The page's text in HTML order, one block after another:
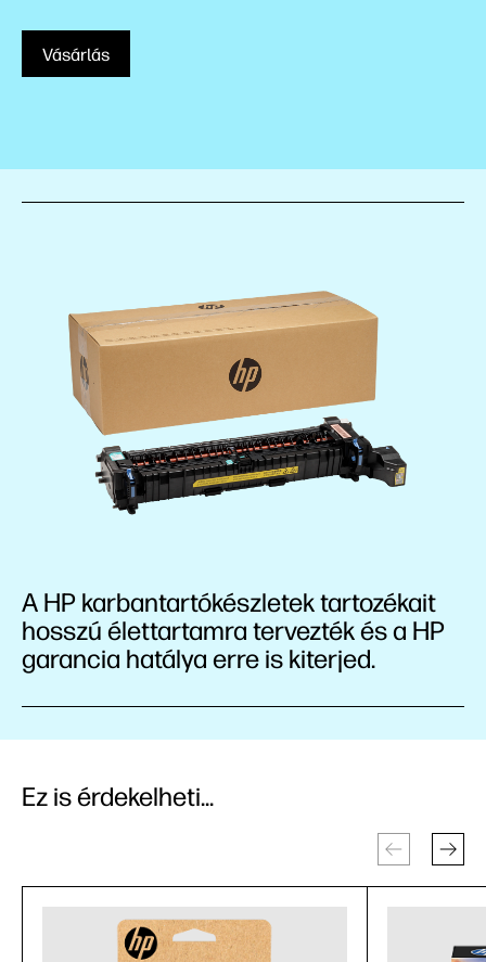
Vásárlás
A HP karbantartókészletek tartozékait
hosszú élettartamra tervezték és a HP
garancia hatálya erre is kiterjed.
Ez is érdekelheti...